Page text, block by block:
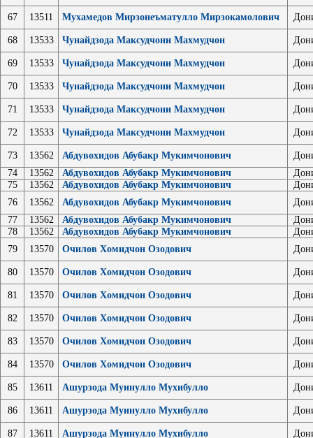
67 13511 Мухамедов Мирзонеъматулло Мирзокамолович
68 13533 Чунайдзода Максудчони Махмудчон
69 13533 Чунайдзода Максудчони Махмудчон
70 13533 Чунайдзода Максудчони Махмудчон
71 13533 Чунайдзода Максудчони Махмудчон
72 13533 Чунайдзода Максудчони Махмудчон
73 13562 Абдувохидов Абубакр Мукимчонович
74
13562 Абдувохидов Абубакр Мукимчонович
75
13562 Абдувохидов Абубакр Мукимчонович
76
13562 Абдувохидов Абубакр Мукимчонович
77
13562 Абдувохидов Абубакр Мукимчонович
78
13562 Абдувохидов Абубакр Мукимчонович
79
13570 Очилов Хомидчон Озодович
80 13570 Очилов Хомидчон Озодович
81 13570 Очилов Хомидчон Озодович
82 13570 Очилов Хомидчон Озодович
83 13570 Очилов Хомидчон Озодович
84 13570 Очилов Хомидчон Озодович
85 13611 Ашурзода Муинулло Мухибулло
86 13611 Ашурзода Муинулло Мухибулло
87 13611 Ашурзода Муинулло Мухибулло